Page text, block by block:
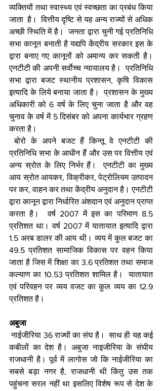
व्यक्तियों तथा स्वास्थ्य एवं स्वच्छता का प्रबंध किया
जाता  है।  वित्तीय दृष्टि से यह अन्य राज्यों से अधिक
अच्छी स्थिति में है।  जनता द्वारा चुनी गई प्रतिनिधि
सभा कानून बनाती है यद्यपि केंद्रीय सरकार इस के
द्वारा बनाए गए कानूनों को अमान्य कर सकती है।
एनटीटी की अपनी सर्वाेच्च न्यायालय है।  प्रतिनिधि
सभा द्वारा बजट स्थानीय प्रशासन, कृषि विकास
इत्यादि के लिये बनाया जाता है।  प्रशासन के मुख्य
अधिकारी को 6 वर्ष के लिए चुना जाता है और वह
चुनाव के वर्ष में 5 दिसंबर को अपना कार्यभार ग्रहण
करता है।
बोरो के अपने बजट हैं किन्तू वे एनटीटी की
प्रतिनिधि सभा के आधीन हैं और उस पर वित्तीय एवं
अन्य स्रोत के लिए निर्भर हैं।  एनटीटी का मुख्य
आय स्रोत आयकर, विक्रीकर, पेट्रोलियम उत्पादन
पर कर, वाहन कर तथा केंद्रीय अनुदान है। एनटीटी
द्वारा कानून द्वारा निर्धारित अंशदान एवं अनुदान प्राप्त
करता है।  वर्ष 2007 में इस का परिमाण 8.5
प्रतिशत था। वर्ष 2007 में यातायात इत्यादि द्वारा
1.5 अरब डालर की आय थी। व्यय में कुल बजट का
49.5 प्रतिशत सामाजिक विकास पर वहन किया
जाता है जिस में शिक्षा का 3.6 प्रतिशत तथा समाज
कल्याण का 10.53 प्रतिशत शामिल है।  यातायात
एवं परिवहन पर व्यय वजट का कुल व्यय का 12.9
प्रतिशत है।
अबुजा
नाईजीरिया 36 राज्यों का संघ है।  साथ ही यह कई
कबीलों का देश है। अबुजा नाइजीरिया के संघीय
राजधानी है। पूर्व में लागोस जो कि नाईजीरिया का
सबसे बड़ा नगर है, राजधानी थी किंतु उस तक
पहुंचना सरल नहीं था इसलिए विशेष रूप से देश के